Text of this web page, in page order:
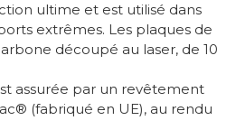
ultime et est utilisé dans
extrêmes. Les plaques de
découpé au laser, de 10
assurée par un revêtement
(fabriqué en UE), au rendu